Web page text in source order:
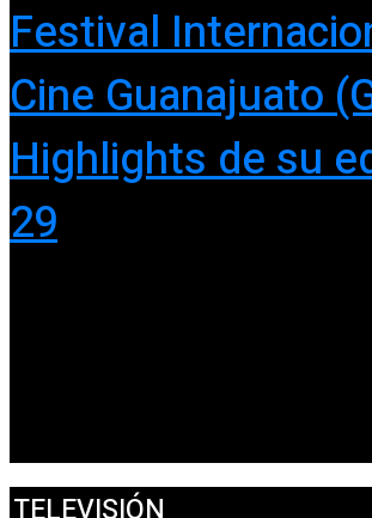
Festival
Cine Guanajuato
Highlights de su
29